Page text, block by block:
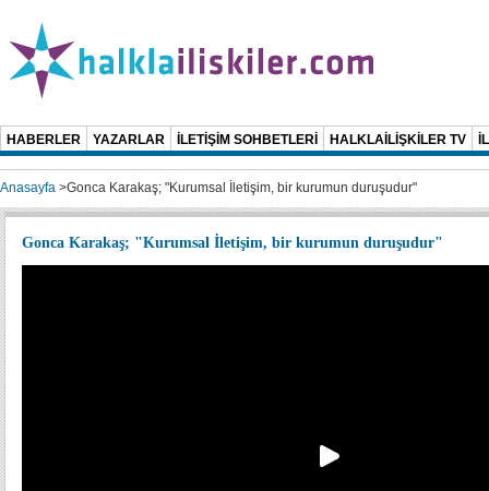
HABERLER YAZARLAR İLETİŞİM SOHBETLERİ HALKLAİLİŞKİLER TV
Anasayfa >Gonca Karakaş; "Kurumsal İletişim, bir kurumun duruşudur"
Gonca Karakaş; "Kurumsal İletişim, bir kurumun duruşudur"